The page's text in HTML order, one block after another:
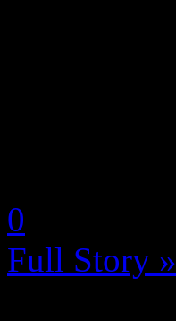
0
Full Story »